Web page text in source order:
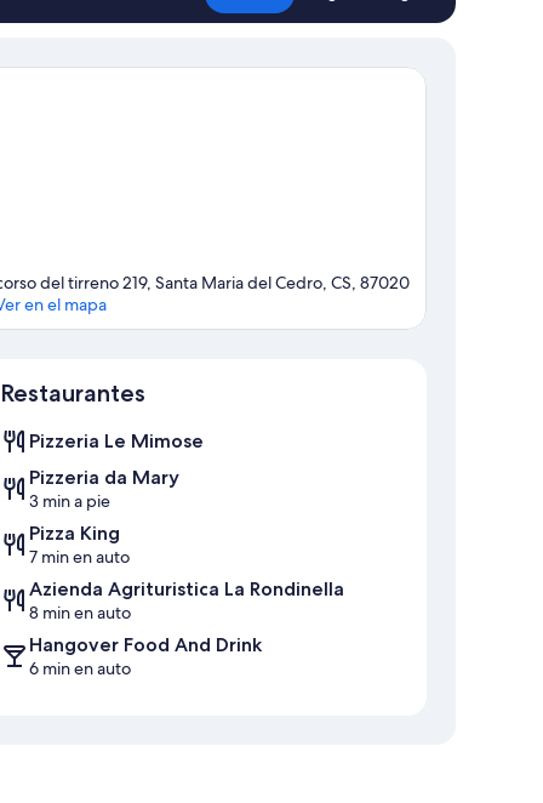
del tirreno 219, Santa Maria del Cedro, CS, 87020
en el mapa
Restaurantes
Pizzeria Le Mimose
Pizzeria da Mary
3 min a pie
Pizza King
7 min en auto
Azienda Agrituristica La Rondinella
8 min en auto
Hangover Food And Drink
6 min en auto